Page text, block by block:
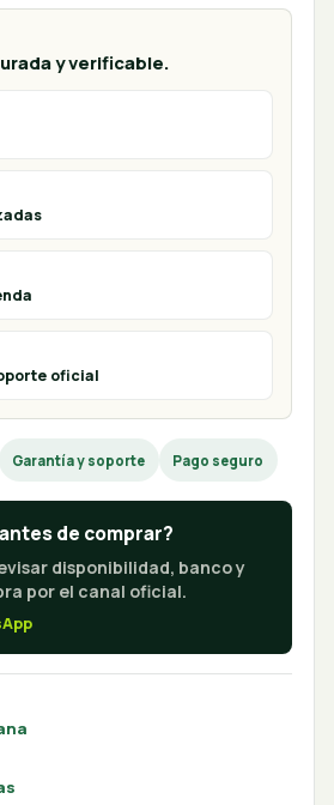
y verificable.
oficial
Garantía y soporte Pago seguro
de comprar?
disponibilidad, banco y
por el canal oficial.